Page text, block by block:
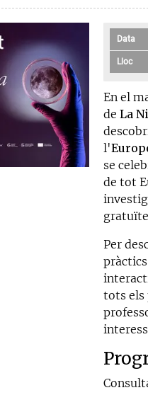
Data
Lloc
En el
deLa
l'
se
de tot
Per
tots els